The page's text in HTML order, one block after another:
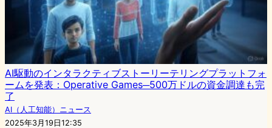
AI駆動のインタラクティブストーリーテリングプラットフォ
ームを発表：Operative Games─500万ドルの資金調達も完
了
AI（人工知能）ニュース
2025年3月19日12:35